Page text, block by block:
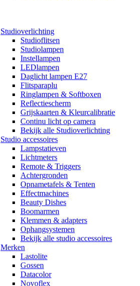
Studioverlichting
Studioflitsen
Studiolampen
Instellampen
LEDlampen
Daglicht lampen E27
Flitsparaplu
Ringlampen & Softboxen
Reflectiescherm
Grijskaarten & Kleurcalibratie
Continu licht op camera
Bekijk alle Studioverlichting
Studio accessoires
Lampstatieven
Lichtmeters
Remote & Triggers
Achtergronden
Opnametafels & Tenten
Effectmachines
Beauty Dishes
Boomarmen
Klemmen & adapters
Ophangsystemen
Bekijk alle studio accessoires
Merken
Lastolite
Gossen
Datacolor
Novoflex